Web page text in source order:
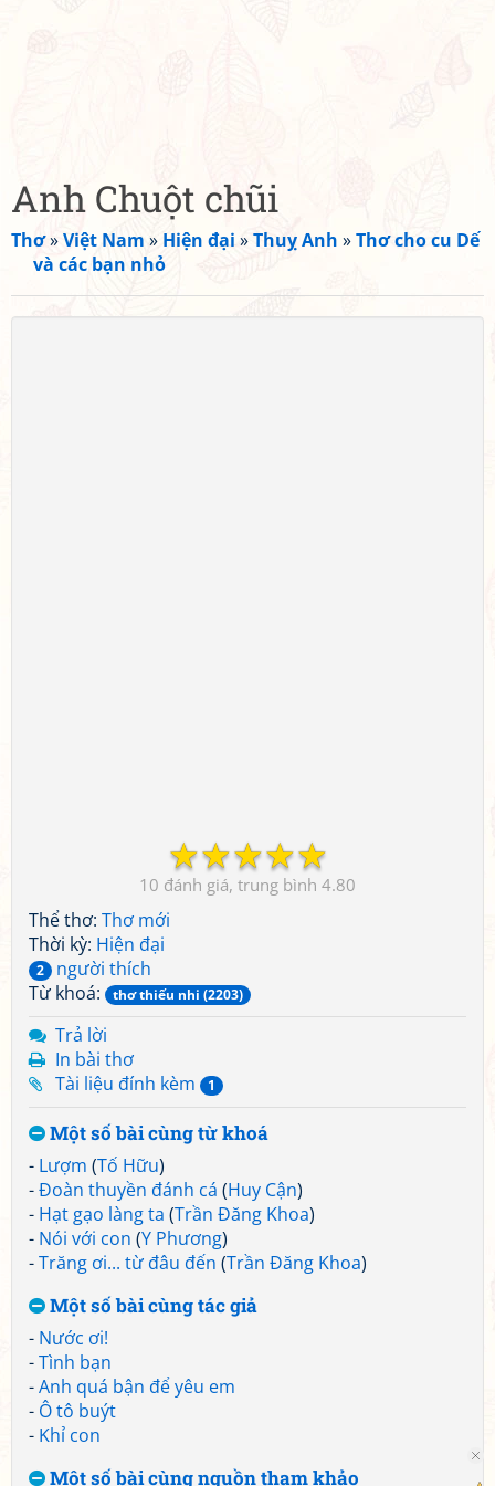
Anh Chuột chũi
Thơ»Việt Nam » Hiện đại »Thuỵ Anh »Thơ cho cu Dế
và các bạn nhỏ
☆
☆
☆
☆
☆
10 4.80
Thể thơ: Thơ mới
Thời kỳ: Hiện đại
2
người thích
Từ khoá:
thơ thiếu nhi (2203)
Trả lời
In bài thơ
Tài liệu đính kèm
1
Một số bài cùng từ khoá
- Lượm (Tố Hữu)
-Đoàn thuyền đánh cá (Huy Cận)
- Hạt gạo làng ta (Trần Đăng Khoa)
- Nói với con (Y Phương)
-Trăng ơi... từ đâu đến (Trần Đăng Khoa)
Một số bài cùng tác giả
- Nước ơi!
-Tình bạn
-Anh quá bận để yêu em
- Ô tô buýt
- Khỉ con
Một số bài cùng nguồn tham khảo